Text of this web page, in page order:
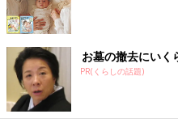
「ひどいときは息をするだけで
ぎると呼吸もうまくできないみ
た。3～4歳くらいになって言
は、咳き込んでしまってなかな
たね。
お墓の撤去にいく
PR(くらしの話題)